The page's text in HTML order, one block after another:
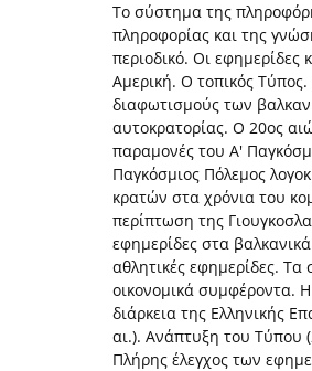
Το σύστημα της
πληροφορίας και της
περιοδικό. Οι
Αμερική. Ο τοπικός
διαφωτισμούς των
αυτοκρατορίας. Ο 20ος
παραμονές του Α'
Παγκόσμιος Πόλεμος
κρατών στα χρόνια του
περίπτωση της
εφημερίδες στα
αθλητικές εφημερίδες.
οικονομικά συμφέροντα.
διάρκεια της Ελληνικής
αι.). Ανάπτυξη του Τύπου
Πλήρης έλεγχος των